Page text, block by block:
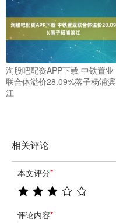
淘股吧配资APP下载 中铁置业
联合体溢价28.09%落子杨浦滨
江
相关评论
本文评分*
评论内容*